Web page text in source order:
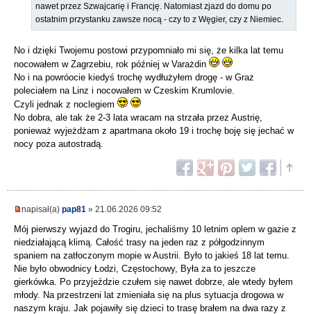
nawet przez Szwajcarię i Francję. Natomiast zjazd do domu po
ostatnim przystanku zawsze nocą - czy to z Węgier, czy z Niemiec.
No i dzięki Twojemu postowi przypomniało mi się, że kilka lat temu
nocowałem w Zagrzebiu, rok później w Varażdin
No i na powróocie kiedyś trochę wydłużyłem drogę - w Graz
poleciałem na Linz i nocowałem w Czeskim Krumlovie.
Czyli jednak z noclegiem
No dobra, ale tak że 2-3 lata wracam na strzała przez Austrię,
ponieważ wyjeżdżam z apartmana około 19 i trochę boję się jechać w
nocy poza autostradą.
napisał(a) pap81 » 21.06.2026 09:52
Mój pierwszy wyjazd do Trogiru, jechaliśmy 10 letnim oplem w gazie z
niedziałającą klimą. Całość trasy na jeden raz z półgodzinnym
spaniem na zatłoczonym mopie w Austrii. Było to jakieś 18 lat temu.
Nie było obwodnicy Łodzi, Częstochowy, Była za to jeszcze
gierkówka. Po przyjeździe czułem się nawet dobrze, ale wtedy byłem
młody. Na przestrzeni lat zmieniała się na plus sytuacja drogowa w
naszym kraju. Jak pojawiły się dzieci to trasę brałem na dwa razy z